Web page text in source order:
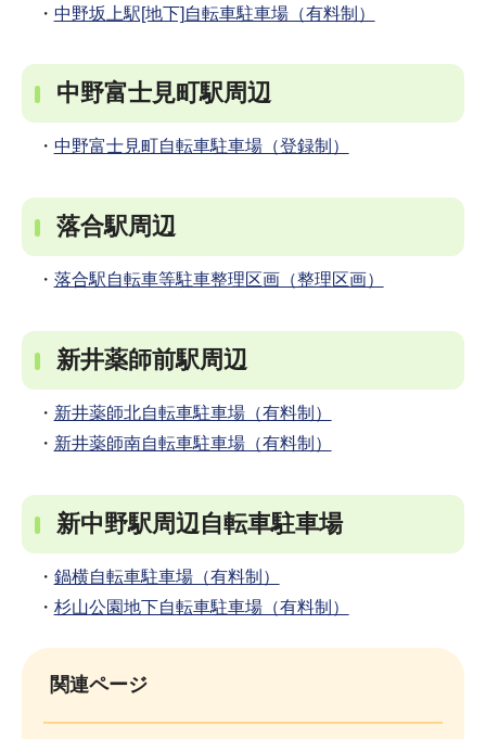
・ 中野坂上駅[地下]自転車駐車場（有料制）
中野富士見町駅周辺
・ 中野富士見町自転車駐車場（登録制）
落合駅周辺
・ 落合駅自転車等駐車整理区画（整理区画）
新井薬師前駅周辺
・ 新井薬師北自転車駐車場（有料制）
・ 新井薬師南自転車駐車場（有料制）
新中野駅周辺自転車駐車場
・ 鍋横自転車駐車場（有料制）
・ 杉山公園地下自転車駐車場（有料制）
関連ページ